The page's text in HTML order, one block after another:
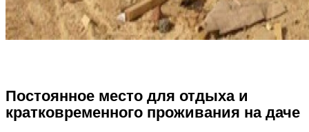
Постоянное место для отдыха и
кратковременного проживания на даче